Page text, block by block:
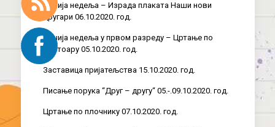
Дечија недеља – Израда плаката Наши нови
другари 06.10.2020. год.
Дечија недеља у првом разреду – Цртање по
тротоару 05.10.2020. год.
Заставица пријатељства 15.10.2020. год.
Писање порука “Друг – другу“ 05.-.09.10.2020. год.
Цртање по плочнику 07.10.2020. год.